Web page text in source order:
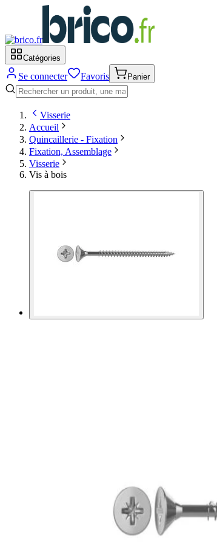
Catégories
Se connecter Favoris Panier
Visserie
Accueil
Quincaillerie - Fixation
Fixation, Assemblage
Visserie
Vis à bois